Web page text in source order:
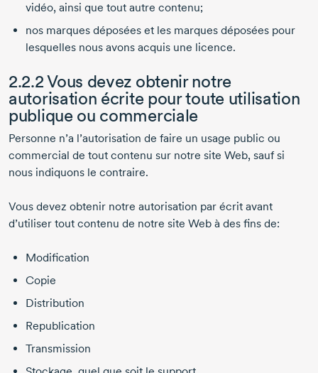
vidéo, ainsi que tout autre contenu;
nos marques déposées et les marques déposées pour
lesquelles nous avons acquis une licence.
2.2.2 Vous devez obtenir notre
autorisation écrite pour toute utilisation
publique ou commerciale
Personne n’a l’autorisation de faire un usage public ou
commercial de tout contenu sur notre site Web, sauf si
nous indiquons le contraire.
Vous devez obtenir notre autorisation par écrit avant
d’utiliser tout contenu de notre site Web à des fins de:
Modification
Copie
Distribution
Republication
Transmission